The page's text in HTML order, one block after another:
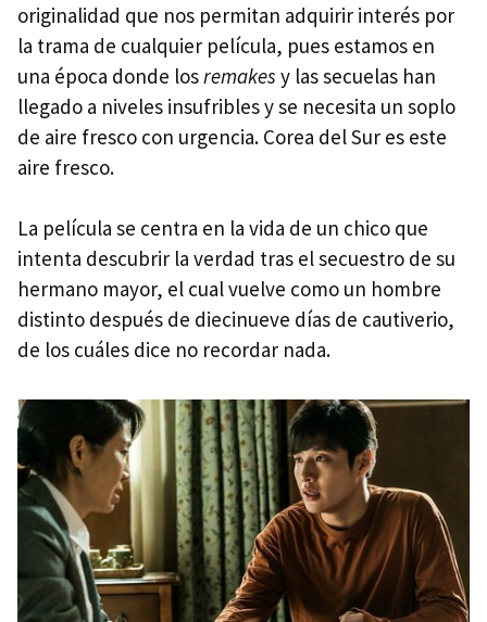
originalidad que nos permitan adquirir interés por
la trama de cualquier película, pues estamos en
una época donde losremakes y las secuelas han
llegado a niveles insufribles y se necesita un soplo
de aire fresco con urgencia. Corea del Sur es este
aire fresco.
La película se centra en la vida de un chico que
intenta descubrir la verdad tras el secuestro de su
hermano mayor, el cual vuelve como un hombre
distinto después de diecinueve días de cautiverio,
de los cuáles dice no recordar nada.